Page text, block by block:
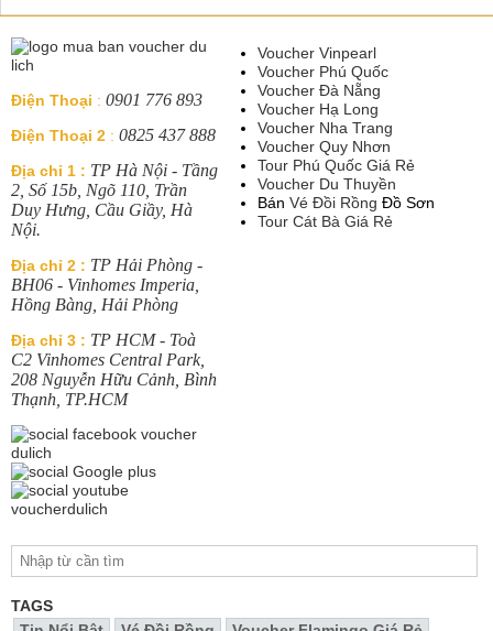
Điện Thoại : 0901 776 893
Điện Thoại 2 : 0825 437 888
Địa chỉ 1 : TP Hà Nội - Tầng
2, Số 15b, Ngõ 110, Trần
Duy Hưng, Cầu Giầy, Hà
Nội.
Địa chỉ 2 : TP Hải Phòng -
BH06 - Vinhomes Imperia,
Hồng Bàng, Hải Phòng
Địa chỉ 3 : TP HCM - Toà
C2 Vinhomes Central Park,
208 Nguyễn Hữu Cảnh, Bình
Thạnh, TP.HCM
Voucher Vinpearl
Voucher Phú Quốc
Voucher Đà Nẵng
Voucher Hạ Long
Voucher Nha Trang
Voucher Quy Nhơn
Tour Phú Quốc Giá Rẻ
Voucher Du Thuyền
Bán Vé Đồi Rồng Đồ Sơn
Tour Cát Bà Giá Rẻ
TAGS